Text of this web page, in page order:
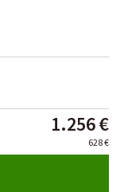
1.256 €
628 €